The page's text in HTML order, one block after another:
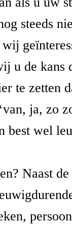
steeds
u de kans
te zetten
ja, zo
best wel
Naast de